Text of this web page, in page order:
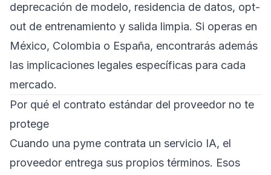
deprecación de modelo, residencia de datos, opt-
out de entrenamiento y salida limpia. Si operas en
México, Colombia o España, encontrarás además
las implicaciones legales específicas para cada
mercado.
Por qué el contrato estándar del proveedor no te
protege
Cuando una pyme contrata un servicio IA, el
proveedor entrega sus propios términos. Esos